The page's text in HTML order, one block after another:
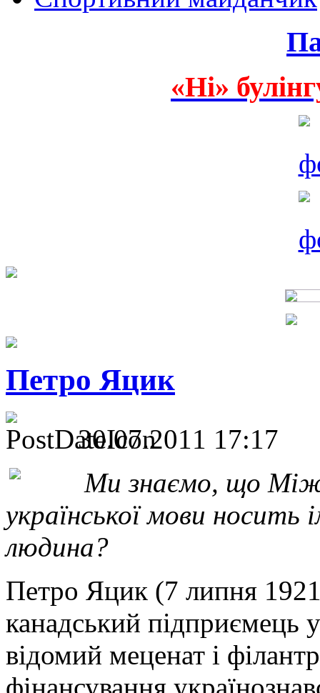
«Ні»
Петро Яцик
30.07.2011 17:17
Ми знаємо, що
української мови
людина?
Петро Яцик (7 липня
канадський підприємець
відомий меценат і
фінансування